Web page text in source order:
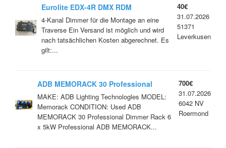
Eurolite EDX-4R DMX RDM
4-Kanal Dimmer für die Montage an eine
Traverse Ein Versand ist möglich und wird
nach tatsächlichen Kosten abgerechnet. Es
gilt:...
40€
31.07.2026
51371
Leverkusen
ADB MEMORACK 30 Professional
Dimmer Rack 6 x 5kW
MAKE: ADB Lighting Technologles MODEL:
Memorack CONDITION: Used ADB
MEMORACK 30 Professional Dimmer Rack 6
x 5kW Professional ADB MEMORACK...
700€
31.07.2026
6042 NV
Roermond